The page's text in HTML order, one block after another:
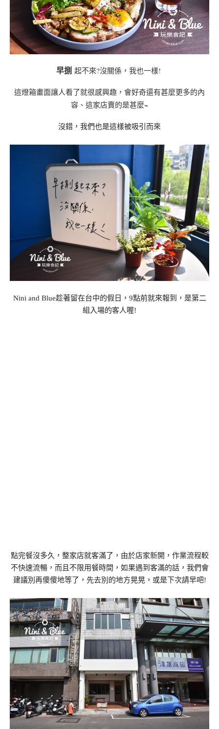
早捌 起不來?沒關係，我也一樣!
這燈箱畫面讓人看了就很感興趣， 會好奇還有甚麼更多的內
容、 這家店賣的是甚麼~
沒錯，我們也是這樣被吸引而來
Nini and Blue趁著留在台中的假日，9點前就來報到，是第二
組入場的客人喔!
點完餐沒多久，整家店就客滿了，由於店家新開，作業流程較
不快速流暢，而且不限用餐時間，如果遇到客滿的話，我們會
建議別再傻傻地等了，先去別的地方晃晃，或是下次請早吧!